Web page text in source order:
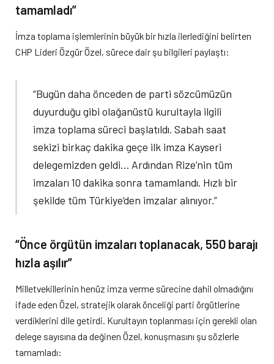
tamamladı”
İmza toplama işlemlerinin büyük bir hızla ilerlediğini belirten
CHP Lideri Özgür Özel, sürece dair şu bilgileri paylaştı:
“Bugün daha önceden de parti sözcümüzün
duyurduğu gibi olağanüstü kurultayla ilgili
imza toplama süreci başlatıldı. Sabah saat
sekizi birkaç dakika geçe ilk imza Kayseri
delegemizden geldi… Ardından Rize’nin tüm
imzaları 10 dakika sonra tamamlandı. Hızlı bir
şekilde tüm Türkiye’den imzalar alınıyor.”
“Önce örgütün imzaları toplanacak, 550 barajı
hızla aşılır”
Milletvekillerinin henüz imza verme sürecine dahil olmadığını
ifade eden Özel, stratejik olarak önceliği parti örgütlerine
verdiklerini dile getirdi. Kurultayın toplanması için gerekli olan
delege sayısına da değinen Özel, konuşmasını şu sözlerle
tamamladı: